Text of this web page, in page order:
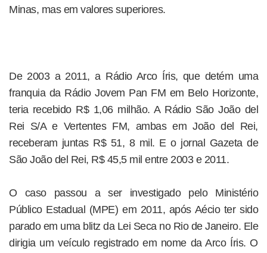
Minas, mas em valores superiores.
De 2003 a 2011, a Rádio Arco Íris, que detém uma
franquia da Rádio Jovem Pan FM em Belo Horizonte,
teria recebido R$ 1,06 milhão. A Rádio São João del
Rei S/A e Vertentes FM, ambas em João del Rei,
receberam juntas R$ 51, 8 mil. E o jornal Gazeta de
São João del Rei, R$ 45,5 mil entre 2003 e 2011.
O caso passou a ser investigado pelo Ministério
Público Estadual (MPE) em 2011, após Aécio ter sido
parado em uma blitz da Lei Seca no Rio de Janeiro. Ele
dirigia um veículo registrado em nome da Arco Íris. O